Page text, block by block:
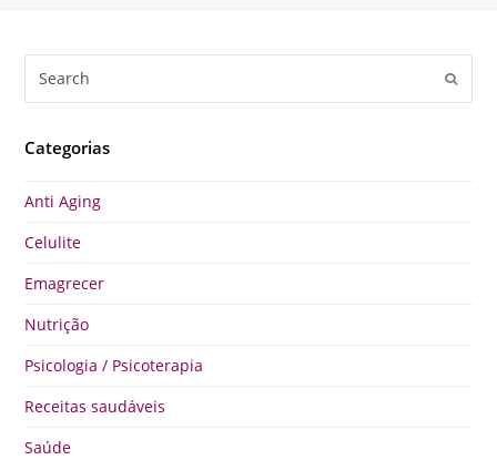
Categorias
Anti Aging
Celulite
Emagrecer
Nutrição
Psicologia / Psicoterapia
Receitas saudáveis
Saúde